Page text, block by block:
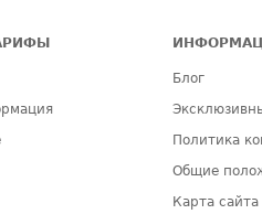
Блог
Политика
Общие
Карта сайта